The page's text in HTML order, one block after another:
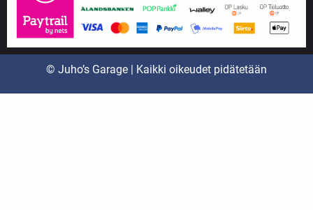
© Juho’s Garage | Kaikki oikeudet pidätetään